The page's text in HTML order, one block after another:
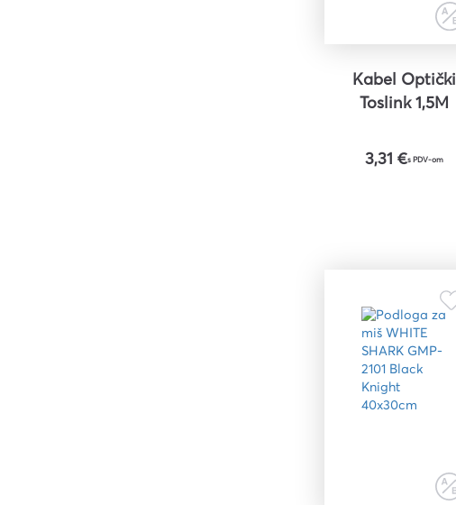
Kabel Optički
Toslink 1,5M
3,31 €s PDV-om